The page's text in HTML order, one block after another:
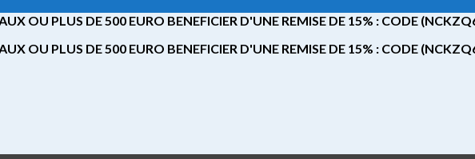
OU PLUS DE 500 EURO BENEFICIER D'UNE REMISE DE 15% : CODE
OU PLUS DE 500 EURO BENEFICIER D'UNE REMISE DE 15% : CODE